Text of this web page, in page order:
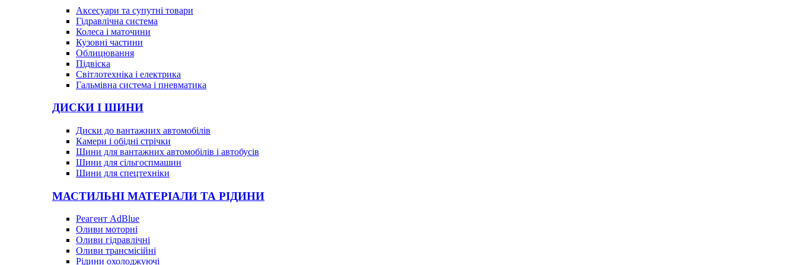
Аксесуари та супутні товари
Гідравлічна система
Колеса і маточини
Кузовні частини
Облицювання
Підвіска
Світлотехніка і електрика
Гальмівна система і пневматика
ДИСКИ І ШИНИ
Диски до вантажних автомобілів
Камери і обідні стрічки
Шини для вантажних автомобілів і автобусів
Шини для сільгоспмашин
Шини для спецтехніки
МАСТИЛЬНІ МАТЕРІАЛИ ТА РІДИНИ
Реагент AdBlue
Оливи моторні
Оливи гідравлічні
Оливи трансмісійні
Рідини охолоджуючі